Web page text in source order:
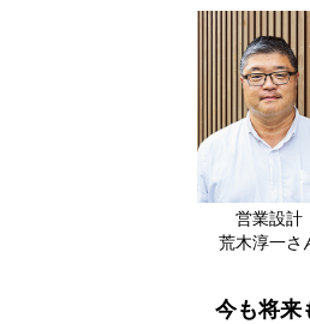
営業設計
荒木淳一さ
今も将来